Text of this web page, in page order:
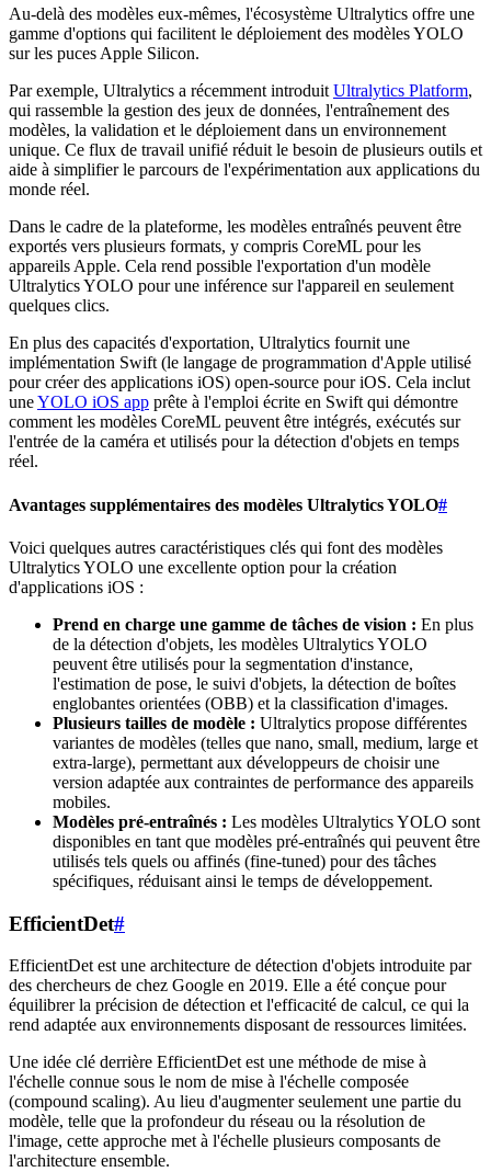
Au-delà des modèles eux-mêmes, l'écosystème Ultralytics offre une
gamme d'options qui facilitent le déploiement des modèles YOLO
sur les puces Apple Silicon.
Par exemple, Ultralytics a récemment introduitUltralytics Platform,
qui rassemble la gestion des jeux de données, l'entraînement des
modèles, la validation et le déploiement dans un environnement
unique. Ce flux de travail unifié réduit le besoin de plusieurs outils et
aide à simplifier le parcours de l'expérimentation aux applications du
monde réel.
Dans le cadre de la plateforme, les modèles entraînés peuvent être
exportés vers plusieurs formats, y compris CoreML pour les
appareils Apple. Cela rend possible l'exportation d'un modèle
Ultralytics YOLO pour une inférence sur l'appareil en seulement
quelques clics.
En plus des capacités d'exportation, Ultralytics fournit une
implémentation Swift (le langage de programmation d'Apple utilisé
pour créer des applications iOS) open-source pour iOS. Cela inclut
uneYOLO iOS app prête à l'emploi écrite en Swift qui démontre
comment les modèles CoreML peuvent être intégrés, exécutés sur
l'entrée de la caméra et utilisés pour la détection d'objets en temps
réel.
Avantages supplémentaires des modèles Ultralytics YOLO#
Voici quelques autres caractéristiques clés qui font des modèles
Ultralytics YOLO une excellente option pour la création
d'applications iOS :
Prend en charge une gamme de tâches de vision : En plus
de la détection d'objets, les modèles Ultralytics YOLO
peuvent être utilisés pour la segmentation d'instance,
l'estimation de pose, le suivi d'objets, la détection de boîtes
englobantes orientées (OBB) et la classification d'images.
Plusieurs tailles de modèle : Ultralytics propose différentes
variantes de modèles (telles que nano, small, medium, large et
extra-large), permettant aux développeurs de choisir une
version adaptée aux contraintes de performance des appareils
mobiles.
Modèles pré-entraînés : Les modèles Ultralytics YOLO sont
disponibles en tant que modèles pré-entraînés qui peuvent être
utilisés tels quels ou affinés (fine-tuned) pour des tâches
spécifiques, réduisant ainsi le temps de développement.
EfficientDet#
EfficientDet est une architecture de détection d'objets introduite par
des chercheurs de chez Google en 2019. Elle a été conçue pour
équilibrer la précision de détection et l'efficacité de calcul, ce qui la
rend adaptée aux environnements disposant de ressources limitées.
Une idée clé derrière EfficientDet est une méthode de mise à
l'échelle connue sous le nom de mise à l'échelle composée
(compound scaling). Au lieu d'augmenter seulement une partie du
modèle, telle que la profondeur du réseau ou la résolution de
l'image, cette approche met à l'échelle plusieurs composants de
l'architecture ensemble.